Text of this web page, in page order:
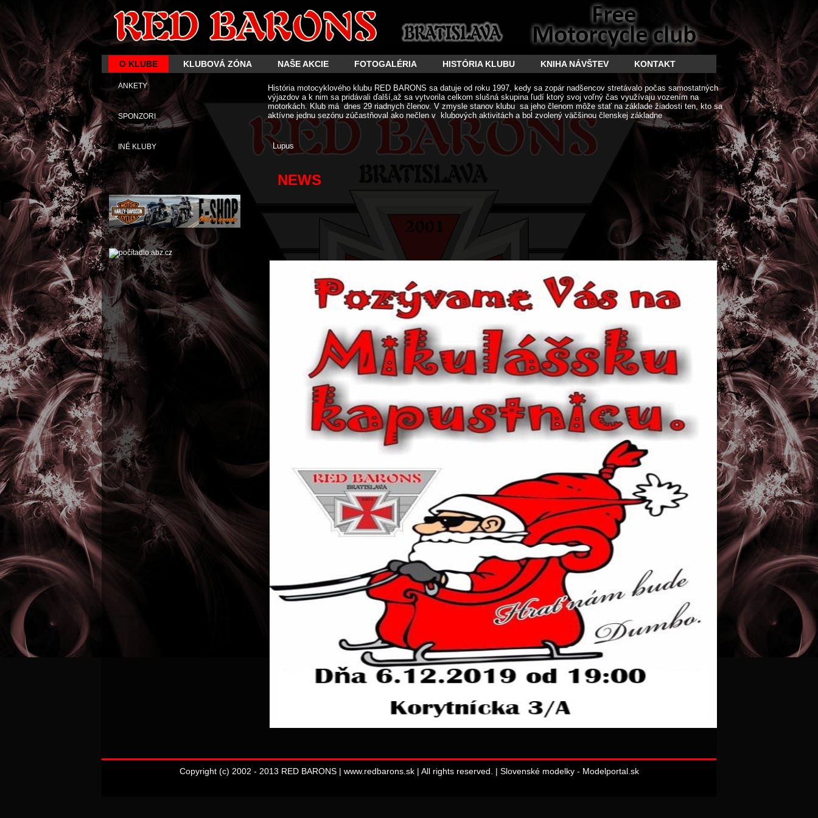
O KLUBE KLUBOVÁ ZÓNA NAŠE AKCIE FOTOGALÉRIA HISTÓRIA KLUBU KNIHA NÁVŠTEV KONTAKT
História motocyklového klubu RED BARONS sa datuje od roku 1997, kedy sa zopár nadšencov stretávalo počas samostatných
výjazdov a k nim sa pridávali ďalší,až sa vytvorila celkom slušná skupina ľudí ktorý svoj voľný čas využívaju vozením na
motorkách. Klub má dnes 29 riadnych členov. V zmysle stanov klubu sa jeho členom môže stať na základe žiadosti ten, kto sa
aktívne jednu sezónu zúčastňoval ako nečlen v klubových aktivitách a bol zvolený väčšinou členskej základne
Lupus
NEWS
ANKETY
SPONZORI
INÉ KLUBY
Copyright (c) 2002 - 2013 RED BARONS | www.redbarons.sk | All rights reserved. | Slovenské modelky - Modelportal.sk